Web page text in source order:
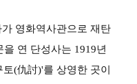
영화역사관으로 재탄
연 단성사는 1919년
(仇討)'를 상영한 곳이